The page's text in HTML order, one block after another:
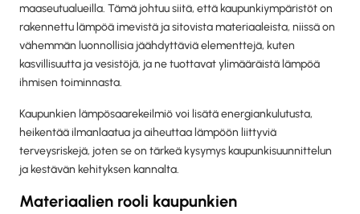
maaseutualueilla. Tämä johtuu siitä, että kaupunkiympäristöt on
rakennettu lämpöä imevistä ja sitovista materiaaleista, niissä on
vähemmän luonnollisia jäähdyttäviä elementtejä, kuten
kasvillisuutta ja vesistöjä, ja ne tuottavat ylimääräistä lämpöä
ihmisen toiminnasta.
Kaupunkien lämpösaarekeilmiö voi lisätä energiankulutusta,
heikentää ilmanlaatua ja aiheuttaa lämpöön liittyviä
terveysriskejä, joten se on tärkeä kysymys kaupunkisuunnittelun
ja kestävän kehityksen kannalta.
Materiaalien rooli kaupunkien